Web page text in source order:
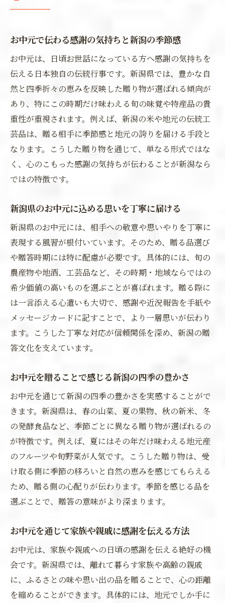
お中元で伝わる感謝の気持ちと新潟の季節感
お中元は、日頃お世話になっている方へ感謝の気持ちを
伝える日本独自の伝統行事です。新潟県では、豊かな自
然と四季折々の恵みを反映した贈り物が選ばれる傾向が
あり、特にこの時期だけ味わえる旬の味覚や特産品の貴
重性が重視されます。例えば、新潟の米や地元の伝統工
芸品は、贈る相手に季節感と地元の誇りを届ける手段と
なります。こうした贈り物を通じて、単なる形式ではな
く、心のこもった感謝の気持ちが伝わることが新潟なら
ではの特徴です。
新潟県のお中元に込める思いを丁寧に届ける
新潟県のお中元には、相手への敬意や思いやりを丁寧に
表現する風習が根付いています。そのため、贈る品選び
や贈答時期には特に配慮が必要です。具体的には、旬の
農産物や地酒、工芸品など、その時期・地域ならではの
希少価値の高いものを選ぶことが喜ばれます。贈る際に
は一言添える心遣いも大切で、感謝や近況報告を手紙や
メッセージカードに記すことで、より一層思いが伝わり
ます。こうした丁寧な対応が信頼関係を深め、新潟の贈
答文化を支えています。
お中元を贈ることで感じる新潟の四季の豊かさ
お中元を通じて新潟の四季の豊かさを実感することがで
きます。新潟県は、春の山菜、夏の果物、秋の新米、冬
の発酵食品など、季節ごとに異なる贈り物が選ばれるの
が特徴です。例えば、夏にはその年だけ味わえる地元産
のフルーツや旬野菜が人気です。こうした贈り物は、受
け取る側に季節の移ろいと自然の恵みを感じてもらえる
ため、贈る側の心配りが伝わります。季節を感じる品を
選ぶことで、贈答の意味がより深まります。
お中元を通じて家族や親戚に感謝を伝える方法
お中元は、家族や親戚への日頃の感謝を伝える絶好の機
会です。新潟県では、離れて暮らす家族や高齢の親戚
に、ふるさとの味や思い出の品を贈ることで、心の距離
を縮めることができます。具体的には、地元でしか手に